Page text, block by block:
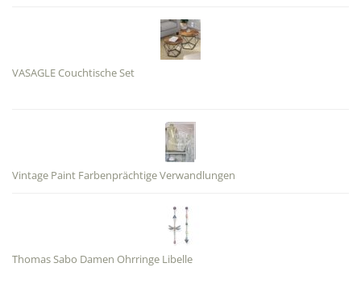
VASAGLE Couchtische Set
Vintage Paint Farbenprächtige Verwandlungen
Thomas Sabo Damen Ohrringe Libelle